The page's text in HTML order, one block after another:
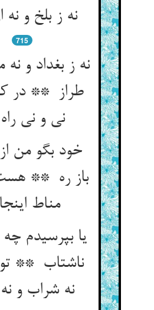
نه ز بلخ و نه از هری
715
نه ز بغداد و
طراز ** در
نی و نی راه دراز
خود بگو من
باز ره **
مناط اینجا بله
یا بپرسیدم
ناشتاب **
نه شراب و نه کباب